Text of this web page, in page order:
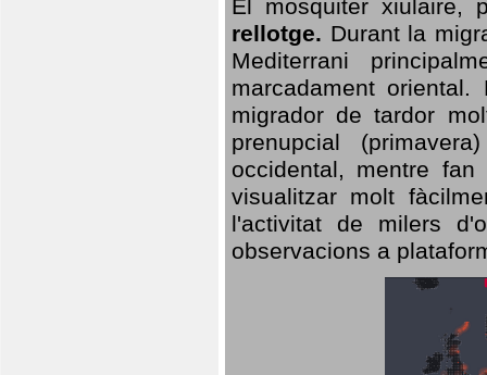
El mosquiter xiulaire,
rellotge. Durant la
Mediterrani
marcadament
migrador de tardor
prenupcial
occidental, mentre
visualitzar molt
l'activitat de milers
observacions a